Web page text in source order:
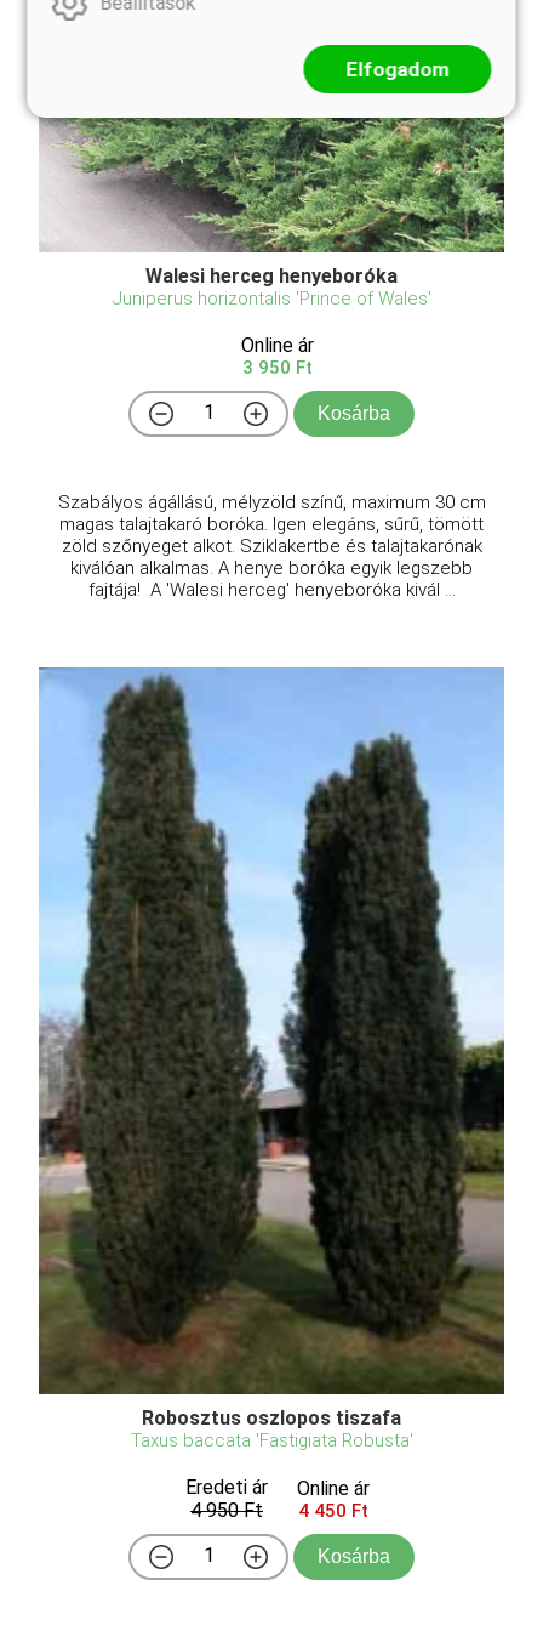
Walesi herceg henyeboróka
Juniperus horizontalis 'Prince of Wales'
Online ár
3 950 Ft
Kosárba
Szabályos ágállású, mélyzöld színű, maximum 30 cm
magas talajtakaró boróka. Igen elegáns, sűrű, tömött
zöld szőnyeget alkot. Sziklakertbe és talajtakarónak
kiválóan alkalmas. A henye boróka egyik legszebb
fajtája! A 'Walesi herceg' henyeboróka kivál ...
Robosztus oszlopos tiszafa
Taxus baccata 'Fastigiata Robusta'
Eredeti ár
4 950 Ft
Online ár
4 450 Ft
Kosárba
Elfogadom